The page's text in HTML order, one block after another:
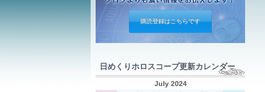
購読登録はこちらです
日めくりホロスコープ更新カレンダー
July 2024